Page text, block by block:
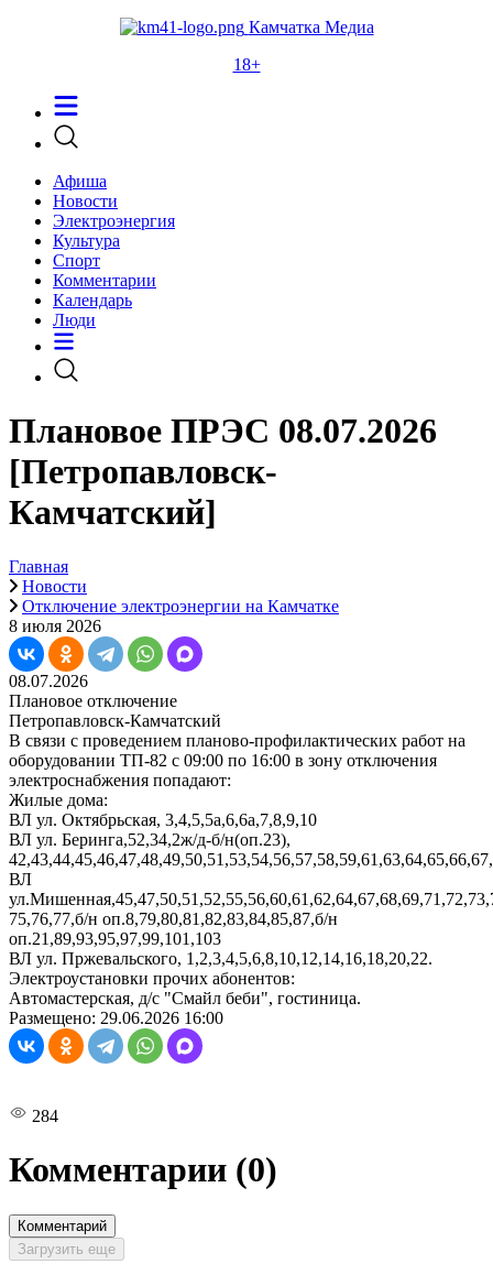
Камчатка Медиа
18+
Афиша
Новости
Электроэнергия
Культура
Спорт
Комментарии
Календарь
Люди
Плановое ПРЭС 08.07.2026
[Петропавловск-
Камчатский]
Главная
Новости
Отключение электроэнергии на Камчатке
8 июля 2026
08.07.2026
Плановое отключение
Петропавловск-Камчатский
В связи с проведением планово-профилактических работ на
оборудовании ТП-82 с 09:00 по 16:00 в зону отключения
электроснабжения попадают:
Жилые дома:
ВЛ ул. Октябрьская, 3,4,5,5а,6,6а,7,8,9,10
ВЛ ул. Беринга,52,34,2ж/д-б/н(оп.23),
ВЛ
75,76,77,б/н оп.8,79,80,81,82,83,84,85,87,б/н
оп.21,89,93,95,97,99,101,103
ВЛ ул. Пржевальского, 1,2,3,4,5,6,8,10,12,14,16,18,20,22.
Электроустановки прочих абонентов:
Автомастерская, д/с "Смайл беби", гостиница.
Размещено: 29.06.2026 16:00
284
Комментарии (0)
Комментарий
Загрузить еще